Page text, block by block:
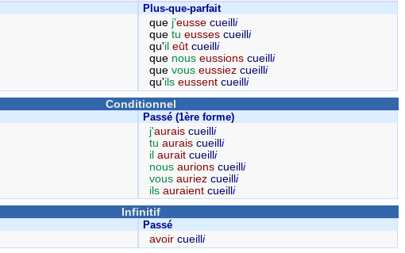
Plus-que-parfait
que j'eusse cueilli
quetueusses cueilli
qu'ileût cueilli
que nouseussions cueilli
quevouseussiez cueilli
qu'ilseussent cueilli
Conditionnel
Passé (1ère forme)
j'aurais cueilli
tuaurais cueilli
ilaurait cueilli
nousaurions cueilli
vousauriez cueilli
ilsauraient cueilli
Infinitif
Passé
avoir cueilli